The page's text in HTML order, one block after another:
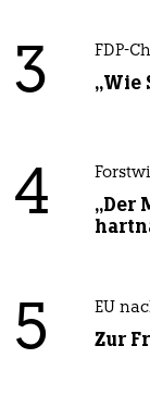
3 FDP-
„Wie
4
„Der
5 EU
Zur